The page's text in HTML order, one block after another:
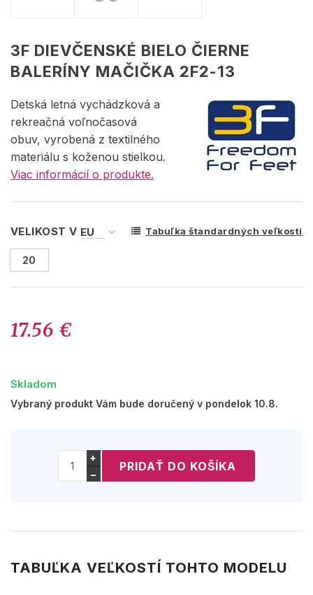
3F DIEVČENSKÉ BIELO ČIERNE
BALERÍNY MAČIČKA 2F2-13
Detská letná vychádzková a
rekreačná voľnočasová
obuv, vyrobená z textilného
materiálu s koženou stielkou.
Viac informácií o produkte.
VELIKOST V Tabuľka štandardných veľkostí
20
17.56 €
Skladom
Vybraný produkt Vám bude doručený v pondelok 10.8.
+
−
TABUĽKA VEĽKOSTÍ TOHTO MODELU